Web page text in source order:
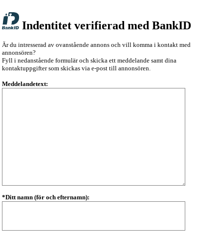
Indentitet verifierad med BankID
Är du intresserad av ovanstående annons och vill komma i kontakt med
annonsören?
Fyll i nedanstående formulär och skicka ett meddelande samt dina
kontaktuppgifter som skickas via e-post till annonsören.
Meddelandetext:
*Ditt namn (för och efternamn):